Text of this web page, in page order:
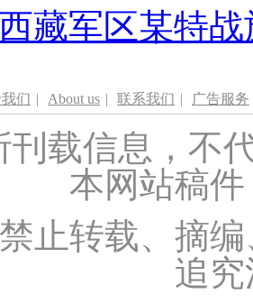
藏军区某特
们 | About us | 联系我们 | 广告服务
刊载信息，不
本网站稿
止转载、摘
追